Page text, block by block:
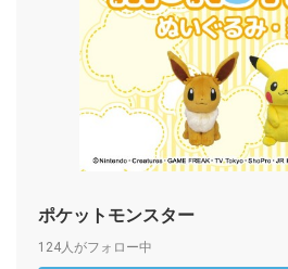
ポケットモンスター
124人がフォロー中